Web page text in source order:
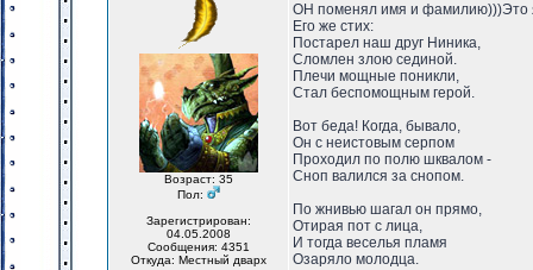
Возраст: 35
Пол:
Зарегистрирован:
04.05.2008
Сообщения: 4351
Откуда: Местный дварх
ОН поменял имя и фамилию)))Это
Его же стих:
Постарел наш друг Ниника,
Сломлен злою сединой.
Плечи мощные поникли,
Стал беспомощным герой.
Вот беда! Когда, бывало,
Он с неистовым серпом
Проходил по полю шквалом -
Сноп валился за снопом.
По жнивью шагал он прямо,
Отирая пот с лица,
И тогда веселья пламя
Озаряло молодца.